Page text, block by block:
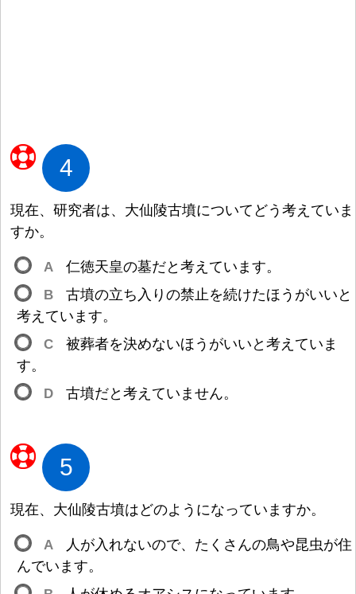
4
現在、 研究者は、 大仙陵古墳についてどう 考えていま
すか。
A 仁徳天皇の墓だと 考えています。
B
古墳の立ち 入 りの禁止を続けたほうがいいと
考えています。
C
被葬者を決めないほうがいいと 考えていま
す。
D
古墳だと 考えていません。
5
現在、 大仙陵古墳はどのようになっていますか。
A 人 が入れないので、たくさんの鳥や昆虫が住
んでいます。